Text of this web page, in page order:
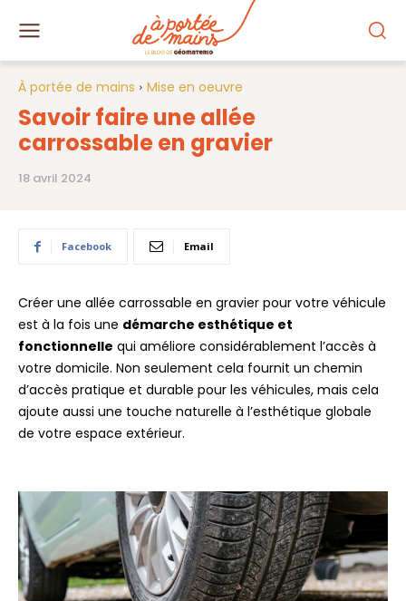
À portée de mains Mise en oeuvre
Savoir faire une allée
carrossable en gravier
18 avril 2024
Facebook Email
Créer une allée carrossable en gravier pour votre véhicule
est à la fois une démarche esthétique et
fonctionnelle qui améliore considérablement l’accès à
votre domicile. Non seulement cela fournit un chemin
d’accès pratique et durable pour les véhicules, mais cela
ajoute aussi une touche naturelle à l’esthétique globale
de votre espace extérieur.